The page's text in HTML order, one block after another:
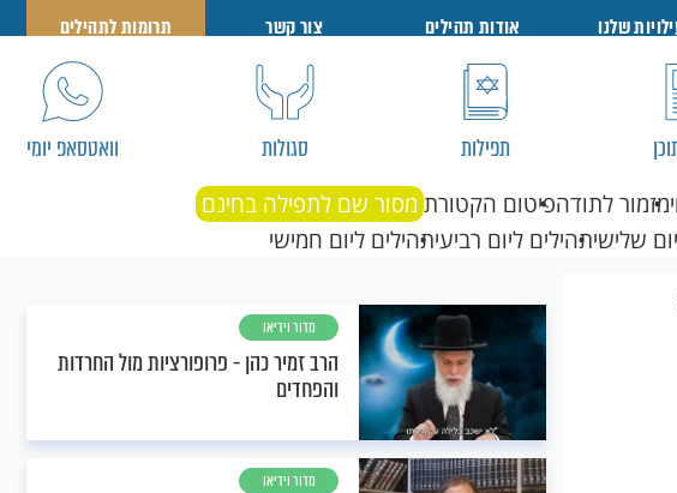
שלנו אודות תהילים צור קשר תרומות לתהילים
תפילות סגולות וואטסאפ יומי
מזמור לתודהפיטום הקטורת מסור שם לתפילה בחינם
שלישיתהילים ליום רביעיתהילים ליום חמישי
מדור וידיאו
הרב זמיר כהן - פרופורציות מול החרדות
והפחדים
מדור וידיאו